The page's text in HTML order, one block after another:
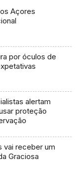
Açores
por óculos de
alertam
proteção
vai receber um
Graciosa